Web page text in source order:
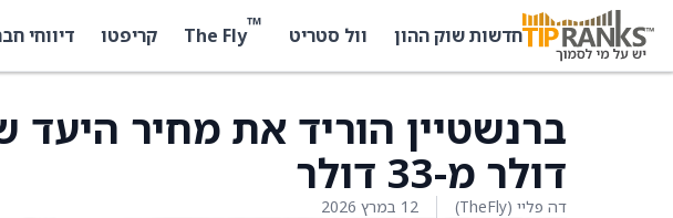
חדשות שוק ההון וול סטריט ™
The Fly קריפטו דיווחי
דולר מ-33 דולר
דה פליי (TheFly) 12 במרץ 2026